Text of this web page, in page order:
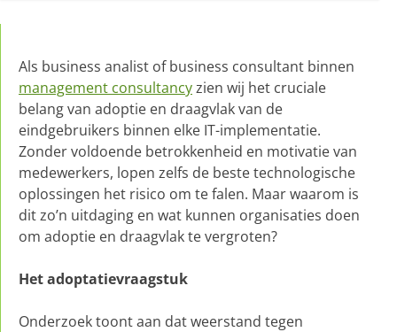
Als business analist of business consultant binnen
management consultancyzien wij het cruciale
belang van adoptie en draagvlak van de
eindgebruikers binnen elke IT-implementatie.
Zonder voldoende betrokkenheid en motivatie van
medewerkers, lopen zelfs de beste technologische
oplossingen het risico om te falen. Maar waarom is
dit zo’n uitdaging en wat kunnen organisaties doen
om adoptie en draagvlak te vergroten?
Het adoptatievraagstuk
Onderzoek toont aan dat weerstand tegen